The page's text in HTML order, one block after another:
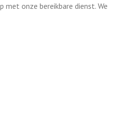
met onze bereikbare dienst. We